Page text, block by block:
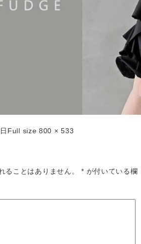
Full size800 × 533
ることはありません。 * が付いている欄